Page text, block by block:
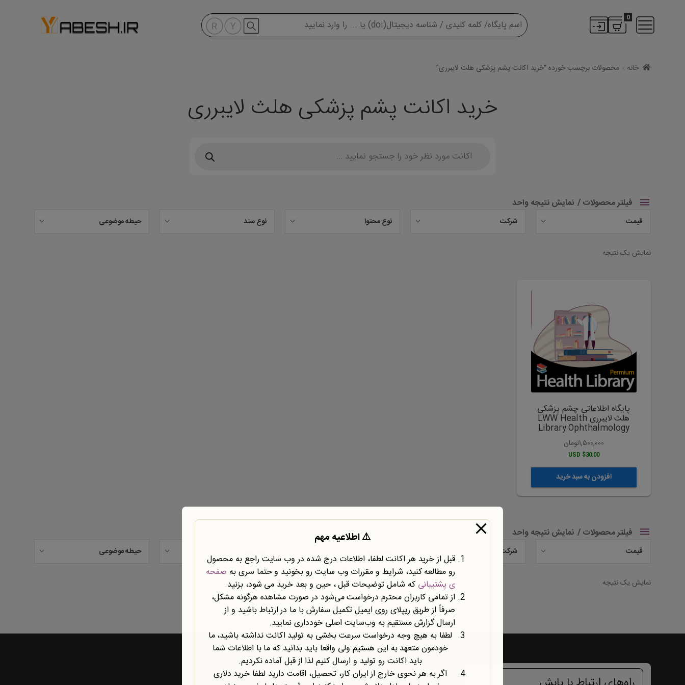
0
خانه محصولات برچسب خورده “خرید اکانت پشم پزشکی هلث لایبرری”
خرید اکانت پشم پزشکی هلث لایبرری
search
فیلتر محصولات نمایش نتیجه واحد
قیمت شرکت نوع محتوا نوع سند حیطه موضوعی
نمایش یک نتیجه
پایگاه اطلاعاتی چشم پزشکی
هلث لایبرری LWW Health
Library Ophthalmology
۱,۵۰۰,۰۰۰تومان
$30.00 USD
افزودن به سبد خرید
فیلتر محصولات نمایش نتیجه واحد
قیمت شرکت حیطه موضوعی
نمایش یک نتیجه
تازه ها راهنماها
⚠️ اطلاعیه مهم
قبل از خرید هر اکانت لطفا، اطلاعات درج شده در وب سایت راجع به محصول
رو مطالعه کنید، شرایط و مقررات وب سایت رو بخونید و حتما سری به صفحه
ی پشتیبانی که شامل توضیحات قبل ، حین و بعد خرید می شود، بزنید.
از تمامی کاربران محترم درخواست می‌شود در صورت مشاهده هرگونه مشکل،
صرفاً از طریق ریپلای روی ایمیل تکمیل سفارش با ما در ارتباط باشید و از
ارسال گزارش مستقیم به وب‌سایت اصلی خودداری نمایید.
لطفا به هیچ وجه درخواست سرعت بخشی به تولید اکانت نداشته باشید، ما
خودمون متعهد به این هستیم ولی واقعا باید بدانید که ما با اطلاعات شما
باید اکانت رو تولید و ارسال کنیم لذا از قبل آماده نکردیم.
اگر به هر نحوی خارج از ایران کار، تحصیل، اقامت دارید لطفا خرید دلاری